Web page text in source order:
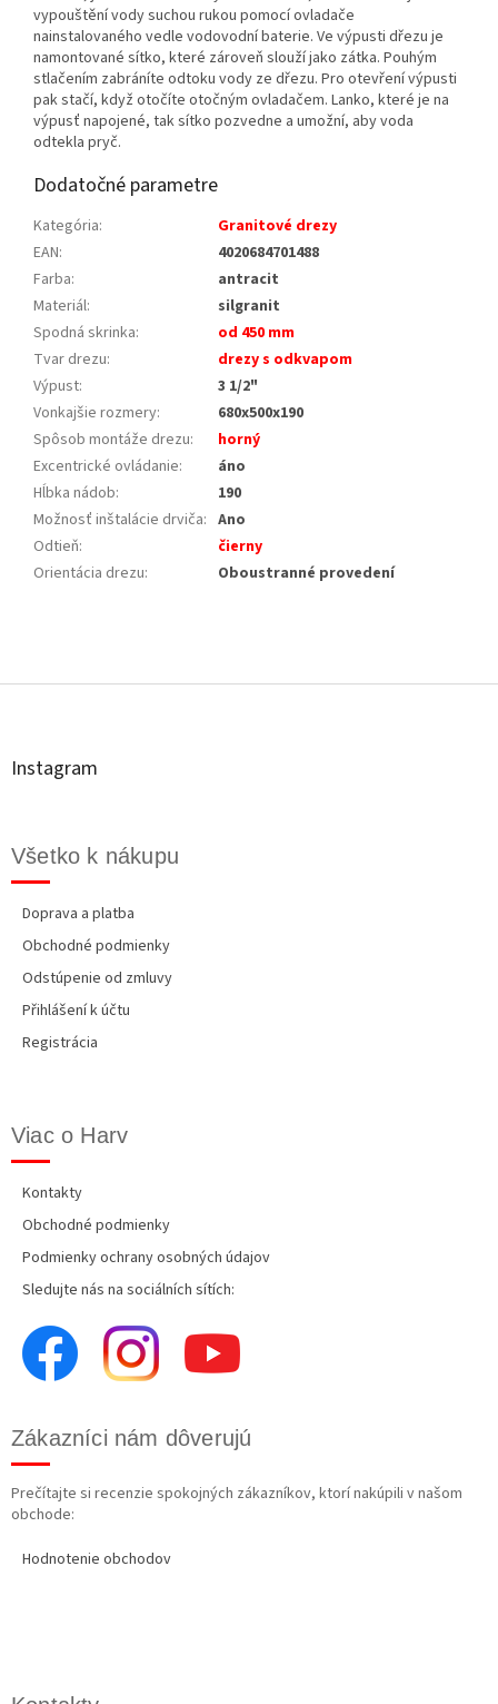
vypouštění vody suchou rukou pomocí ovladače
nainstalovaného vedle vodovodní baterie. Ve výpusti dřezu je
namontované sítko, které zároveň slouží jako zátka. Pouhým
stlačením zabráníte odtoku vody ze dřezu. Pro otevření výpusti
pak stačí, když otočíte otočným ovladačem. Lanko, které je na
výpusť napojené, tak sítko pozvedne a umožní, aby voda
odtekla pryč.
Dodatočné parametre
Kategória:
Granitové drezy
EAN:
4020684701488
Farba:
antracit
Materiál:
silgranit
Spodná skrinka:
od 450 mm
Tvar drezu:
drezy s odkvapom
Výpust:
3 1/2"
Vonkajšie rozmery:
680x500x190
Spôsob montáže drezu:
horný
Excentrické ovládanie:
áno
Hĺbka nádob:
190
Možnosť inštalácie drviča: Ano
Odtieň:
čierny
Orientácia drezu: Oboustranné provedení
á
Instagram
Všetko k nákupu
Doprava a platba
Obchodné podmienky
Odstúpenie od zmluvy
Přihlášení k účtu
Registrácia
Viac o Harv
Kontakty
Obchodné podmienky
Podmienky ochrany osobných údajov
Sledujte nás na sociálních sítích:
Zákazníci nám dôverujú
Prečítajte si recenzie spokojných zákazníkov, ktorí nakúpili v našom
obchode:
Hodnotenie obchodov